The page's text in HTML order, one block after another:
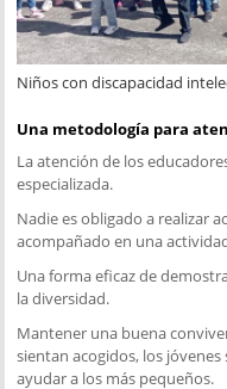
Niños con discapacidad
Una metodología para
La atención de los
especializada.
Nadie es obligado a realizar
acompañado en una
Una forma eficaz de
la diversidad.
Mantener una buena
sientan acogidos, los
ayudar a los más pequeños.